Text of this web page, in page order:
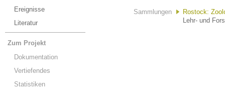
Ereignisse
Literatur
Zum Projekt
Dokumentation
Vertiefendes
Statistiken
Sammlungen
Rostock:
Lehr- und